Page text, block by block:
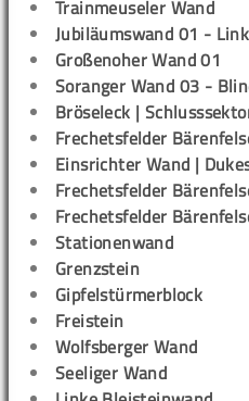
Trainmeuseler Wand
Jubiläumswand 01 -
Großenoher Wand 01
Soranger Wand 03 -
Bröseleck |
Frechetsfelder
Einsrichter Wand |
Frechetsfelder
Frechetsfelder
Stationenwand
Grenzstein
Gipfelstürmerblock
Freistein
Wolfsberger Wand
Seeliger Wand